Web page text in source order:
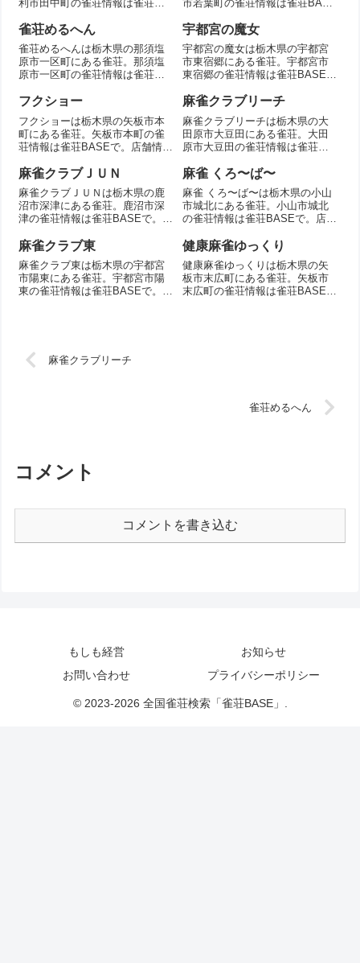
利市田中町の雀荘情報は雀荘
市若葉町の雀荘情報は雀荘BASE
雀荘めるへん
雀荘めるへんは栃木県の那須塩
原市一区町にある雀荘。那須塩
原市一区町の雀荘情報は雀荘
宇都宮の魔女
宇都宮の魔女は栃木県の宇都宮
市東宿郷にある雀荘。宇都宮市
東宿郷の雀荘情報は雀荘BASE
フクショー
フクショーは栃木県の矢板市本
町にある雀荘。矢板市本町の雀
荘情報は雀荘BASEで。店舗情報
麻雀クラブリーチ
麻雀クラブリーチは栃木県の大
田原市大豆田にある雀荘。大田
原市大豆田の雀荘情報は雀荘
麻雀クラブＪＵＮ
麻雀クラブＪＵＮは栃木県の鹿
沼市深津にある雀荘。鹿沼市深
津の雀荘情報は雀荘BASEで。店
麻雀 くろ〜ば〜
麻雀 くろ〜ば〜は栃木県の小山
市城北にある雀荘。小山市城北
の雀荘情報は雀荘BASEで。店舗
麻雀クラブ東
麻雀クラブ東は栃木県の宇都宮
市陽東にある雀荘。宇都宮市陽
東の雀荘情報は雀荘BASEで。店
健康麻雀ゆっくり
健康麻雀ゆっくりは栃木県の矢
板市末広町にある雀荘。矢板市
末広町の雀荘情報は雀荘BASE
麻雀クラブリーチ
雀荘めるへん
コメント
コメントを書き込む
もしも経営
お知らせ
お問い合わせ
プライバシーポリシー
© 2023-2026 全国雀荘検索「雀荘BASE」.